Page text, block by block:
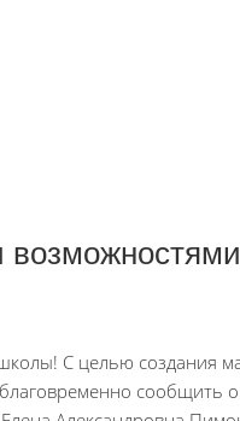
С целью создания
сообщить